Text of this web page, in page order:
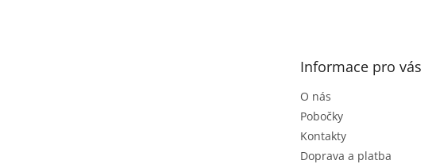
Informace pro vás
O nás
Pobočky
Kontakty
Doprava a platba